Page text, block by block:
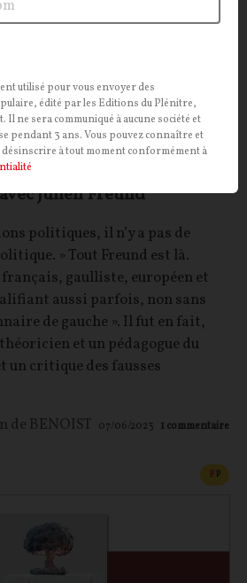
Julien Freund
politiques, il n’y a pas de
» Tout Freund est là.
français, gaulliste, européen et
aussi parfois, non sans
de gauche ». Il fut en fait,
et un pédagogue du
un critique des fausses
de BENOIST 07/06/2023 1 commentaire
FP
utilisé pour vous envoyer des
édité par les Editions du Plénitre,
ne sera communiqué à aucune société et
pendant 3 ans. Vous pouvez connaître et
à tout moment conformément à